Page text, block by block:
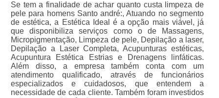
Se tem a finalidade de achar quanto custa limpeza de
pele para homens Santo andré:, Atuando no segmento
de estética, a Estética Ideal é a opção mais viável, já
que disponibiliza serviços como o de Massagens,
Micropigmentação, Limpeza de pele, Depilação a laser,
Depilação a Laser Completa, Acupunturas estéticas,
Acupuntura Estética Estrias e Drenagens linfáticas.
Além disso, a empresa também conta com um
atendimento qualificado, através de funcionários
especializados e cuidadosos, que entendem a
necessidade de cada cliente. Também foram investidos